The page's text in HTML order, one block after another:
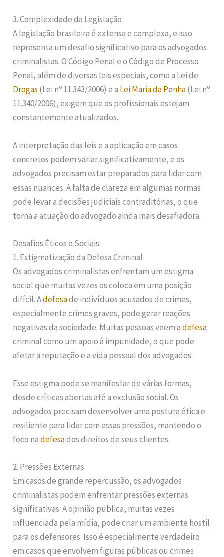
3. Complexidade da Legislação
A legislação brasileira é extensa e complexa, e isso
representa um desafio significativo para os advogados
criminalistas. O Código Penal e o Código de Processo
Penal, além de diversas leis especiais, como a Lei de
Drogas (Lei nº 11.343/2006) e a Lei Maria da Penha(Lei nº
11.340/2006), exigem que os profissionais estejam
constantemente atualizados.
A interpretação das leis e a aplicação em casos
concretos podem variar significativamente, e os
advogados precisam estar preparados para lidar com
essas nuances. A falta de clareza em algumas normas
pode levar a decisões judiciais contraditórias, o que
torna a atuação do advogado ainda mais desafiadora.
Desafios Éticos e Sociais
1. Estigmatização da Defesa Criminal
Os advogados criminalistas enfrentam um estigma
social que muitas vezes os coloca em uma posição
difícil. Adefesade indivíduos acusados de crimes,
especialmente crimes graves, pode gerar reações
negativas da sociedade. Muitas pessoas veem adefesa
criminal como um apoio à impunidade, o que pode
afetar a reputação e a vida pessoal dos advogados.
Esse estigma pode se manifestar de várias formas,
desde críticas abertas até a exclusão social. Os
advogados precisam desenvolver uma postura ética e
resiliente para lidar com essas pressões, mantendo o
foco nadefesados direitos de seus clientes.
2. Pressões Externas
Em casos de grande repercussão, os advogados
criminalistas podem enfrentar pressões externas
significativas. A opinião pública, muitas vezes
influenciada pela mídia, pode criar um ambiente hostil
para os defensores. Isso é especialmente verdadeiro
em casos que envolvem figuras públicas ou crimes